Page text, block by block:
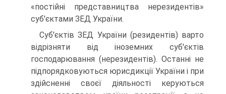
«постійні представництва нерезидентів»
суб'єктами ЗЕД України.
Суб'єктів ЗЕД України (резидентів) варто
відрізняти від іно­земних суб'єктів
господарювання (нерезидентів). Останні не
підпо­рядковуються юрисдикції України і при
здійсненні своєї діяльності керуються